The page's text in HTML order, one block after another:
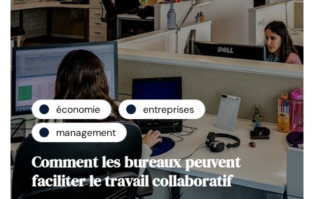
économie
entreprises
management
Comment les bureaux peuvent
faciliter le travail collaboratif